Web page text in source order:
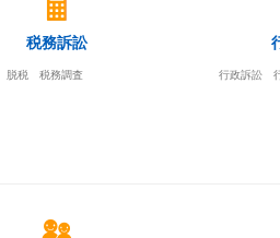
税務訴訟
脱税 税務調査 行政訴訟